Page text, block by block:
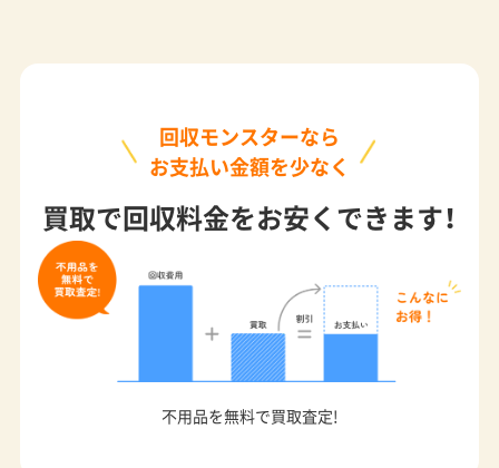
回収モンスターなら
お支払い金額を少なく
買取で回収料金をお安くできます！
不用品を無料で買取査定!